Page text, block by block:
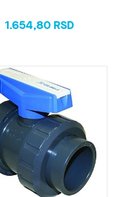
1.654,80 RSD